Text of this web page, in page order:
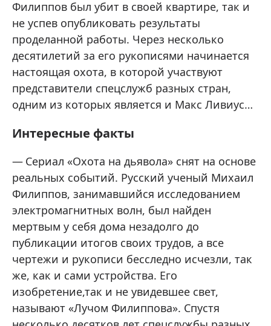
Филиппов был убит в своей квартире, так и
не успев опубликовать результаты
проделанной работы. Через несколько
десятилетий за его рукописями начинается
настоящая охота, в которой участвуют
представители спецслужб разных стран,
одним из которых является и Макс Ливиус…
Интересные факты
Сериал «Охота на дьявола» снят на основе
реальных событий. Русский ученый Михаил
Филиппов, занимавшийся исследованием
электромагнитных волн, был найден
мертвым у себя дома незадолго до
публикации итогов своих трудов, а все
чертежи и рукописи бесследно исчезли, так
же, как и сами устройства. Его
изобретение,так и не увидевшее свет,
называют «Лучом Филиппова». Спустя